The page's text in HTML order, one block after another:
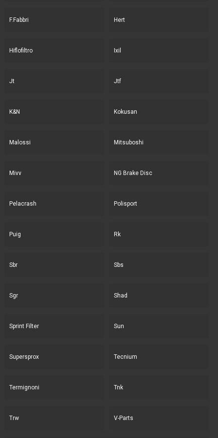
F.Fabbri Hert
Hiflofiltro Ixil
Jt Jtf
K&N Kokusan
Malossi Mitsuboshi
Mivv NG Brake Disc
Pelacrash Polisport
Puig Rk
Sbr Sbs
Sgr Shad
Sprint Filter Sun
Supersprox Tecnium
Termignoni Tnk
Trw V-Parts